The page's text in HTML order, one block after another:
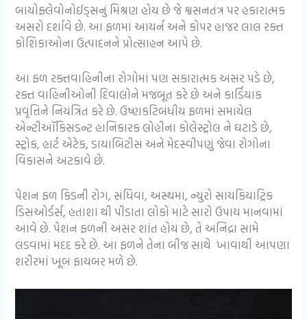
બાયોફ્લેવોનોઈડ્સનું મિશ્રણ હોય છે જે શ્વસનતંત્ર પર હકારાત્મક
અસરો દર્શાવે છે. આ ફળમાં આયર્ન અને કોપર હાજર લાલ રક્ત
કોશિકાઓના ઉત્પાદનને પ્રોત્સાહન આપે છે.
આ ફળ રક્તવાહિનીના રોગોમાં પણ સકારાત્મક અસર પડે છે,
રક્ત વાહિનીઓની દિવાલોને મજબૂત કરે છે અને કાર્ડિયાક
પ્રવૃત્તિને નિયંત્રિત કરે છે. ઉષ્ણકટિબંધીય ફળમાં સમાયેલ
એન્ટીઑકિસડન્ટ હાનિકારક લોહીના કોલેસ્ટ્રોલ ને ઘટાડે છે,
સ્ટ્રોક, હાર્ટ એટેક, ડાયાબિટીસ અને મેદસ્વીપણું જેવા રોગોના
વિકાસને અટકાવે છે.
પેશન ફળ કિડની રોગ, સંધિવા, અસ્થમા, ન્યુરો સાયકિયાટ્રિક
ડિસઓર્ડર્સ, હતાશા થી પીડાતા લોકો માટે સારો ઉપાય માનવામાં
આવે છે. પેશન ફળની અસર શાંત હોય છે, તે અનિદ્રા સામે
લડવામાં મદદ કરે છે. આ ફળને તેના બીજ સાથે ખાવાથી આપણા
શરીરમાં ખૂબ ફાયબર મળે છે.